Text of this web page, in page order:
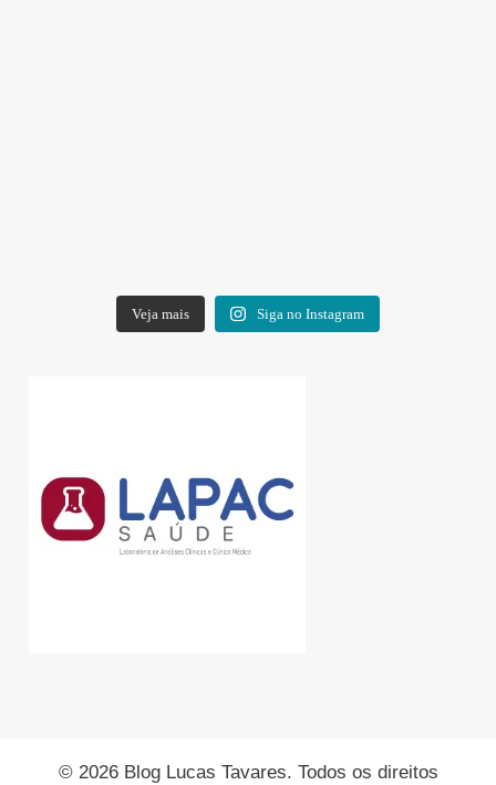
Veja mais Siga no Instagram
© 2026 Blog Lucas Tavares. Todos os direitos